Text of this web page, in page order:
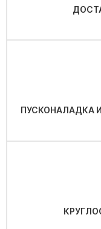
ПУСКОНАЛАДКА